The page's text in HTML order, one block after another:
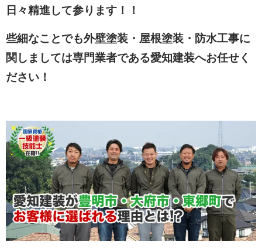
日々精進して参ります！！
些細なことでも外壁塗装・屋根塗装・防水工事に
関しましては専門業者である愛知建装へお任せく
ださい！